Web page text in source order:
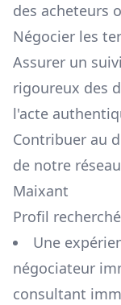
des acheteurs
Négocier les
Assurer un
rigoureux des
l'acte
Contribuer au
de notre
Maixant
Profil
Une
négociateur
consultant